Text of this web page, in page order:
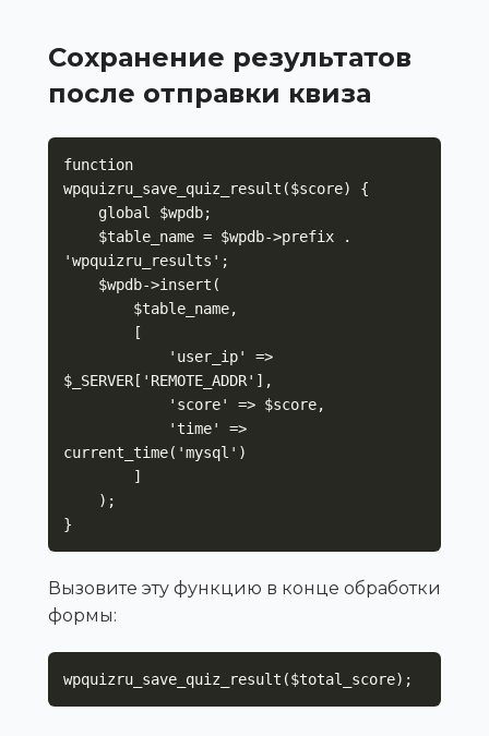
Сохранение результатов
после отправки квиза
function
wpquizru_save_quiz_result($score) {
'wpquizru_results';
$_SERVER['REMOTE_ADDR'],
current_time('mysql')
}
Вызовите эту функцию в конце обработки
формы:
wpquizru_save_quiz_result($total_score);